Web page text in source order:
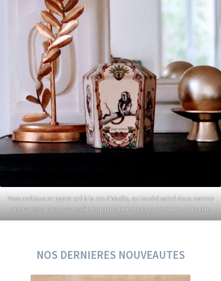
Vase poétique en papier ciré à la cire d’abeille, au touché satiné doux comme
une caresse. Laissez vous séduire par l’odeur enivrante de miel et de pollen.
NOS DERNIERES NOUVEAUTES